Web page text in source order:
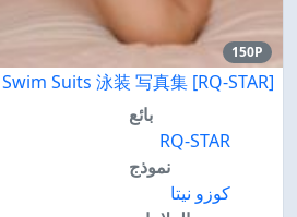
150P
[RQ-STAR] NO.00502 新田梢恵 Swim Suits 泳装 写真集
بائع
RQ-STAR
نموذج
كوزو نيتا